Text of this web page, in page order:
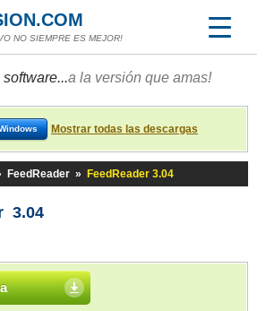
NO SIEMPRE ES MEJOR!
a la versión que amas!
Mostrar todas las descargas
FeedReader » FeedReader 3.04
3.04